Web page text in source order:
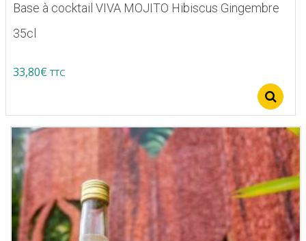
Base à cocktail VIVA MOJITO Hibiscus Gingembre
35cl
33,80€ TTC
produit
plusieurs
variations.
Les
options
peuvent